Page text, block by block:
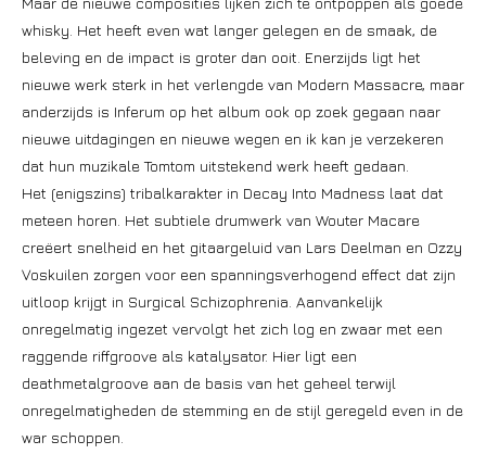
whisky. Het heeft even wat langer gelegen en de smaak, de
beleving en de impact is groter dan ooit. Enerzijds ligt het
nieuwe werk sterk in het verlengde van Modern Massacre, maar
anderzijds is Inferum op het album ook op zoek gegaan naar
nieuwe uitdagingen en nieuwe wegen en ik kan je verzekeren
dat hun muzikale Tomtom uitstekend werk heeft gedaan.
Het (enigszins) tribalkarakter in Decay Into Madness laat dat
meteen horen. Het subtiele drumwerk van Wouter Macare
creëert snelheid en het gitaargeluid van Lars Deelman en Ozzy
Voskuilen zorgen voor een spanningsverhogend effect dat zijn
uitloop krijgt in Surgical Schizophrenia. Aanvankelijk
onregelmatig ingezet vervolgt het zich log en zwaar met een
raggende riffgroove als katalysator. Hier ligt een
deathmetalgroove aan de basis van het geheel terwijl
onregelmatigheden de stemming en de stijl geregeld even in de
war schoppen.